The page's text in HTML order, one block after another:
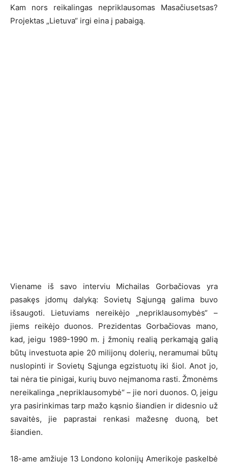
Kam nors reikalingas nepriklausomas Masačiusetsas?
Projektas „Lietuva“ irgi eina į pabaigą.
Viename iš savo interviu Michailas Gorbačiovas yra
pasakęs įdomų dalyką: Sovietų Sąjungą galima buvo
išsaugoti. Lietuviams nereikėjo „nepriklausomybės“ –
jiems reikėjo duonos. Prezidentas Gorbačiovas mano,
kad, jeigu 1989-1990 m. į žmonių realią perkamąją galią
būtų investuota apie 20 milijonų dolerių, neramumai būtų
nuslopinti ir Sovietų Sąjunga egzistuotų iki šiol. Anot jo,
tai nėra tie pinigai, kurių buvo neįmanoma rasti. Žmonėms
nereikalinga „nepriklausomybė“ – jie nori duonos. O, jeigu
yra pasirinkimas tarp mažo kąsnio šiandien ir didesnio už
savaitės, jie paprastai renkasi mažesnę duoną, bet
šiandien.
18-ame amžiuje 13 Londono kolonijų Amerikoje paskelbė